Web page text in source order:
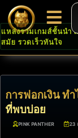
แหล่งรวมเกมส์ชั้นนำ
สมัย รวดเร็วทันใจ
การฟอกเงิน ท
ที่พบบ่อย
PINK PANTHER 23